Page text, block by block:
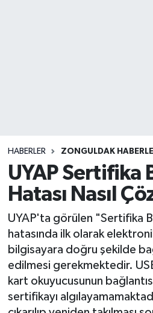
HABERLER ZONGULDAK
UYAP Sertifika
Hatası Nasıl
UYAP'ta görülen "Sertifika
hatasında ilk olarak
bilgisayara doğru şekilde
edilmesi gerekmektedir.
kart okuyucusunun
sertifikayı
KASTAMONU